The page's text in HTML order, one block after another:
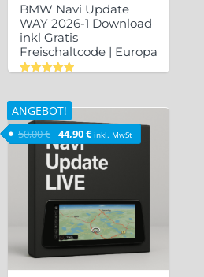
BMW Navi Update
WAY 2026-1 Download
inkl Gratis
Freischaltcode | Europa
5.00
von 5
ANGEBOT!
50,00€ Ursprünglicher Preis war: 50,00 €
44,90€Aktueller Preis ist: 44,90 €.
inkl. MwSt